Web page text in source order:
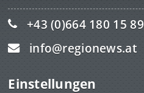
+43 (0)664 180 15 89
info@regionews.at
Einstellungen